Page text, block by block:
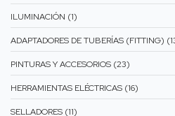
ILUMINACIÓN (1)
ADAPTADORES DE TUBERÍAS (FITTING)
PINTURAS Y ACCESORIOS (23)
HERRAMIENTAS ELÉCTRICAS (16)
SELLADORES (11)